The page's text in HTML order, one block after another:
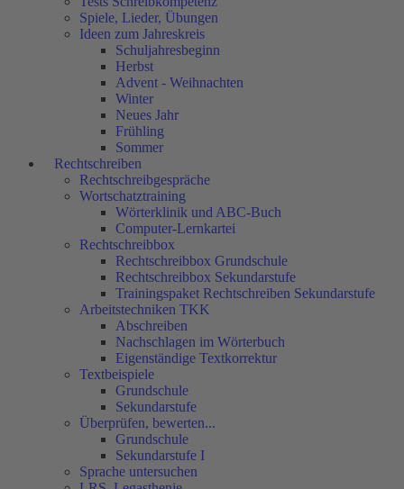
Spiele, Lieder, Übungen
Ideen zum Jahreskreis
Schuljahresbeginn
Herbst
Advent - Weihnachten
Winter
Neues Jahr
Frühling
Sommer
Rechtschreiben
Rechtschreibgespräche
Wortschatztraining
Wörterklinik und ABC-Buch
Computer-Lernkartei
Rechtschreibbox
Rechtschreibbox Grundschule
Rechtschreibbox Sekundarstufe
Trainingspaket Rechtschreiben Sekundarstufe
Arbeitstechniken TKK
Abschreiben
Nachschlagen im Wörterbuch
Eigenständige Textkorrektur
Textbeispiele
Grundschule
Sekundarstufe
Überprüfen, bewerten...
Grundschule
Sekundarstufe I
Sprache untersuchen